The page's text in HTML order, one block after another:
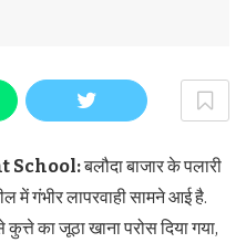
School:बलौदा बाजार के पलारी
में गंभीर लापरवाही सामने आई है.
का जूठा खाना परोस दिया गया,